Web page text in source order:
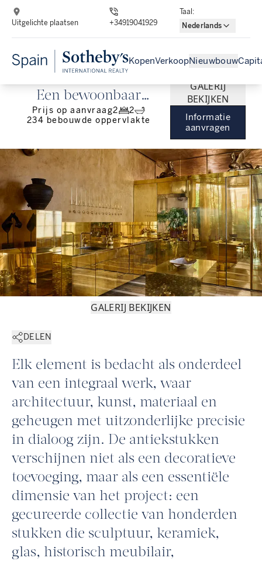
Uitgelichte plaatsen +34919041929
Taal :
Nederlands
KopenVerkoopNieuwbouw
Een bewoonbaar
kunstwerk in het hart
Prijs op aanvraag2
2
234 bebouwde oppervlakte
GALERIJ
BEKIJKEN
Informatie
aanvragen
GALERIJ BEKIJKEN
DELEN
Elk element is bedacht als onderdeel
van een integraal werk, waar
architectuur, kunst, materiaal en
geheugen met uitzonderlijke precisie
in dialoog zijn. De antiekstukken
verschijnen niet als een decoratieve
toevoeging, maar als een essentiële
dimensie van het project: een
gecureerde collectie van honderden
stukken die sculptuur, keramiek,
glas, historisch meubilair,